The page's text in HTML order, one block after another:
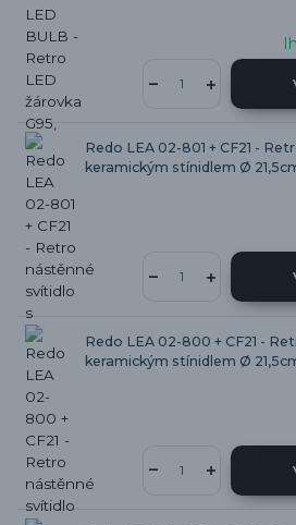
Redo LEA 02-801 + CF21 -
keramickým stínidlem Ø
Redo LEA 02-800 + CF21 -
keramickým stínidlem Ø